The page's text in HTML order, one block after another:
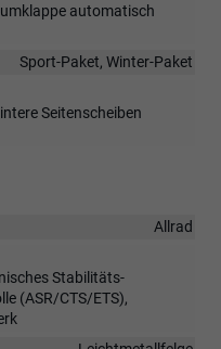
automatisch
Sport-Paket, Winter-Paket
Seitenscheiben
Allrad
Stabilitäts-
(ASR/CTS/ETS),